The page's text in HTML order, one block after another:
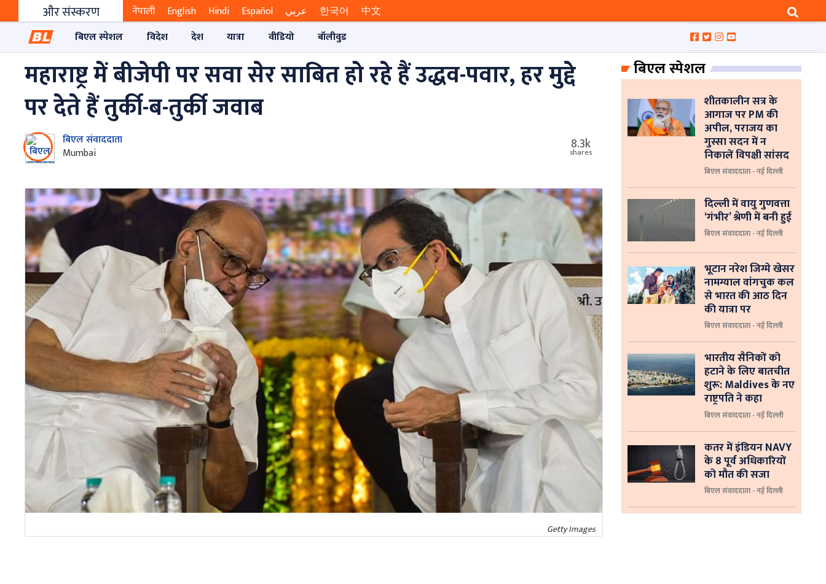
और संस्करण नेपाली English Hindi Español عربي 한국어
中文
बिएल स्पेशल
विदेश देश यात्रा वीडियो बॉलीवुड
महाराष्ट्र में बीजेपी पर सवा सेर साबित हो रहे हैं उद्धव-पवार, हर मुद्दे
पर देते हैं तुर्की-ब-तुर्की जवाब
बिएल संवाददाता
Mumbai
8.3k
shares
Getty Images
बिएल स्पेशल
शीतकालीन सत्र के
आगाज पर PM की
अपील, पराजय का
गुस्सा सदन में न
निकालें विपक्षी सांसद
बिएल संवाददाता - नई दिल्ली
दिल्ली में वायु गुणवत्ता
‘गंभीर’ श्रेणी में बनी हुई
बिएल संवाददाता - नई दिल्ली
भूटान नरेश जिग्मे खेसर
नामग्याल वांगचुक कल
से भारत की आठ दिन
की यात्रा पर
बिएल संवाददाता - नई दिल्ली
भारतीय सैनिकों को
हटाने के लिए बातचीत
शुरू: Maldives के नए
राष्ट्रपति ने कहा
बिएल संवाददाता - नई दिल्‍ली
कतर में इंडियन NAVY
के 8 पूर्व अधिकारियों
को मौत की सजा
बिएल संवाददाता - नई दिल्ली